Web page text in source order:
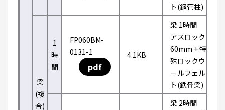
ト(鋼管柱)
梁
(複
合)
1
時
間
FP060BM-
0131-1
pdf
4.1KB
梁 1時間
アスロック
60mm + 特
殊ロックウ
ールフェル
ト(鉄骨梁)
梁 2時間